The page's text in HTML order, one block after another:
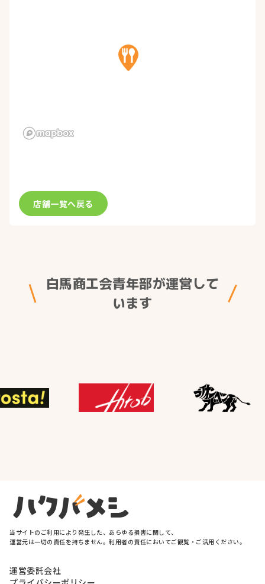
店舗一覧へ戻る
白馬商工会青年部が運営して
います
当サイトの ご利用に より 発生した、 あらゆる損害に関して、
運営元は一切の 責任を持ちません。 利用者の責任に おいてご観覧・ ご活用 ください。
運営委託会社